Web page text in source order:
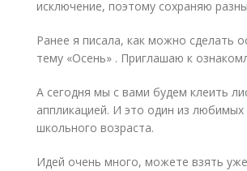
исключение, поэтому сохраняю
Ранее я писала, как можно сделать
тему «Осень» . Приглашаю к
А сегодня мы с вами будем клеить
аппликацией. И это один из
школьного возраста.
Идей очень много, можете взять